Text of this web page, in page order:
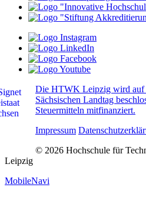
Die HTWK Leipzig wird auf
Sächsischen Landtag
Steuermitteln mitfinanziert.
Impressum
© 2026 Hochschule für
Leipzig
MobileNavi